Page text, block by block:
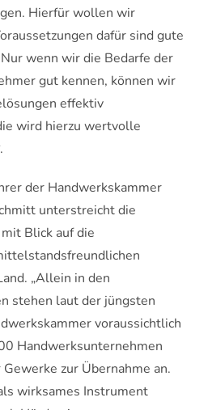
Hierfür wollen wir
dafür sind gute
wenn wir die Bedarfe der
gut kennen, können wir
effektiv
wird hierzu wertvolle
der Handwerkskammer
unterstreicht die
Blick auf die
„Allein in den
stehen laut der jüngsten
voraussichtlich
Handwerksunternehmen
zur Übernahme an.
wirksames Instrument